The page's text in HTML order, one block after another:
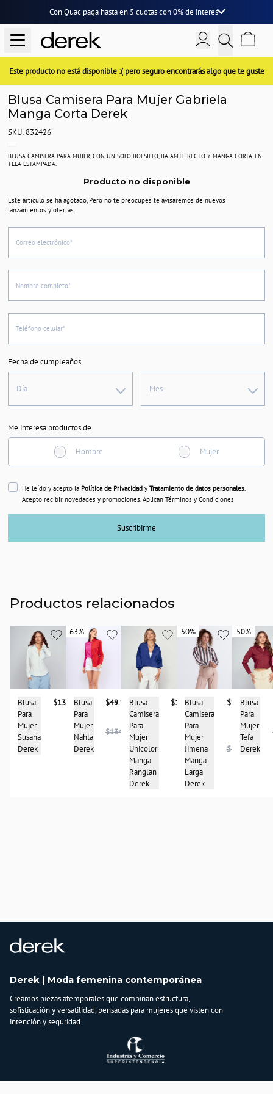
Con Quac paga hasta en 5 cuotascon0% de interés
Este producto no está disponible :( pero seguro encontrarás algo que te guste
Blusa Camisera Para Mujer Gabriela
Manga Corta Derek
SKU: 832426
BLUSA CAMISERA PARA MUJER, CON UN SOLO BOLSILLO, BAJAMTE RECTO Y MANGA CORTA. EN
TELA ESTAMPADA.
Producto no disponible
Este articulo se ha agotado, Pero no te preocupes te avisaremos de nuevos
lanzamientos y ofertas.
Correo electrónico*
Nombre completo*
Teléfono celular*
Fecha de cumpleaños
Día Mes
Me interesa productos de
Hombre Mujer
He leído y acepto la Política de Privacidady Tratamiento de datos personales.
Acepto recibir novedades y promociones. Aplican Términos y Condiciones
Suscribirme
Productos relacionados
Blusa
Para
Mujer
Susana
Derek
$137.900
63%
63%
Blusa
Para
Mujer
Nahla
Derek
$49.950
$134.950
Blusa
Camisera
Para
Mujer
Unicolor
Manga
Ranglan
Derek
$157.900
50%
50%
Blusa
Camisera
Para
Mujer
Jimena
Manga
Larga
Derek
$93.950
$186.950
50%
50%
Blusa
Para
Mujer
Tefa
Derek
Derek | Moda femenina contemporánea
Creamos piezas atemporales que combinan estructura,
sofisticación y versatilidad, pensadas para mujeres que visten con
intención y seguridad.